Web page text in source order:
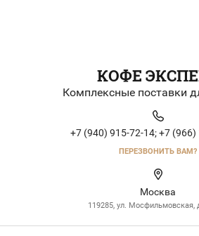
КОФЕ
Комплексные поставки
+7 (940) 915-72-14; +7 (966)
ПЕРЕЗВОНИТЬ ВАМ?
Москва
119285, ул. Мосфильмовская,